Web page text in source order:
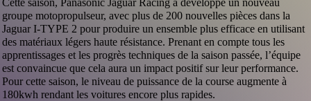
groupe motopropulseur, avec plus de 200 nouvelles pièces dans la
Jaguar I-TYPE 2 pour produire un ensemble plus efficace en utilisant
des matériaux légers haute résistance. Prenant en compte tous les
apprentissages et les progrès techniques de la saison passée, l’équipe
est convaincue que cela aura un impact positif sur leur performance.
Pour cette saison, le niveau de puissance de la course augmente à
180kwh rendant les voitures encore plus rapides.